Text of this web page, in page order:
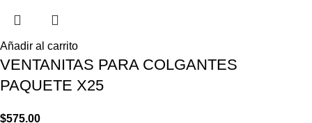
Añadir al carrito
VENTANITAS PARA COLGANTES
PAQUETE X25
$575.00